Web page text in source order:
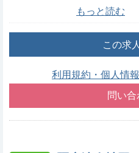
もっと読む
この求
利用規約・個人情